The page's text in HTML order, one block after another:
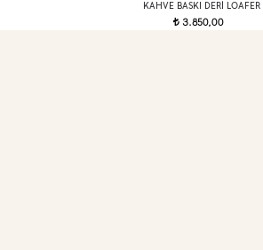
KAHVE BASKI DERI LOAFER
t3.850,00